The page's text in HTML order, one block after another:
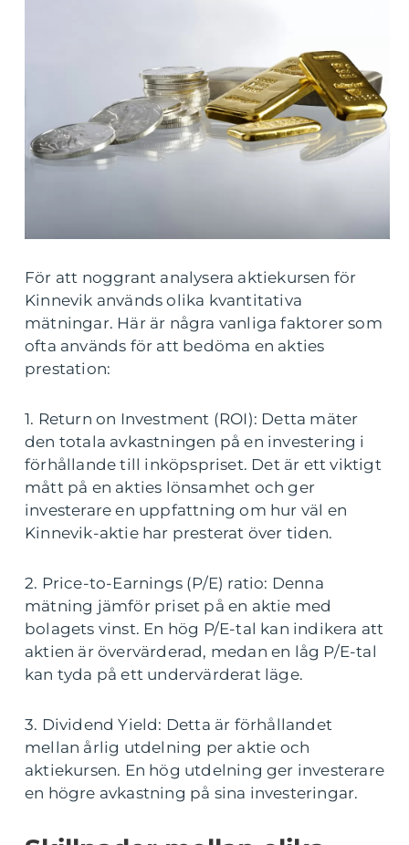
För att noggrant analysera aktiekursen för
Kinnevik används olika kvantitativa
mätningar. Här är några vanliga faktorer som
ofta används för att bedöma en akties
prestation:
1. Return on Investment (ROI): Detta mäter
den totala avkastningen på en investering i
förhållande till inköpspriset. Det är ett viktigt
mått på en akties lönsamhet och ger
investerare en uppfattning om hur väl en
Kinnevik-aktie har presterat över tiden.
2. Price-to-Earnings (P/E) ratio: Denna
mätning jämför priset på en aktie med
bolagets vinst. En hög P/E-tal kan indikera att
aktien är övervärderad, medan en låg P/E-tal
kan tyda på ett undervärderat läge.
3. Dividend Yield: Detta är förhållandet
mellan årlig utdelning per aktie och
aktiekursen. En hög utdelning ger investerare
en högre avkastning på sina investeringar.